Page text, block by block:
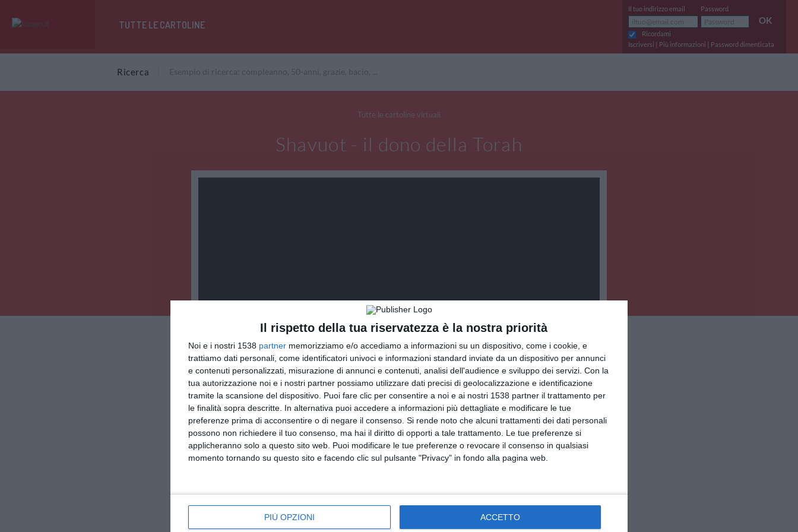
Il rispetto della tua riservatezza è la nostra priorità
Noi e i nostri 1538 partner memorizziamo e/o accediamo a informazioni su un dispositivo, come i cookie, e
trattiamo dati personali, come identificatori univoci e informazioni standard inviate da un dispositivo per annunci
e contenuti personalizzati, misurazione di annunci e contenuti, analisi dell'audience e sviluppo dei servizi. Con la
tua autorizzazione noi e i nostri partner possiamo utilizzare dati precisi di geolocalizzazione e identificazione
tramite la scansione del dispositivo. Puoi fare clic per consentire a noi e ai nostri 1538 partner il trattamento per
le finalità sopra descritte. In alternativa puoi accedere a informazioni più dettagliate e modificare le tue
preferenze prima di acconsentire o di negare il consenso. Si rende noto che alcuni trattamenti dei dati personali
possono non richiedere il tuo consenso, ma hai il diritto di opporti a tale trattamento. Le tue preferenze si
applicheranno solo a questo sito web. Puoi modificare le tue preferenze o revocare il consenso in qualsiasi
momento tornando su questo sito e facendo clic sul pulsante "Privacy" in fondo alla pagina web.
PIÙ OPZIONI ACCETTO
TUTTE LE CARTOLINE
Il tuo indirizzo email Password
OK
Ricordami
Iscriversi | Più informazioni | Password dimenticata
Ricerca
Tutte le cartoline virtuali
Shavuot - il dono della Torah
INVIA QUESTA CARTOLINA
via Email(GRATUITO)
CONDIVIDI QUESTA CARTOLINA